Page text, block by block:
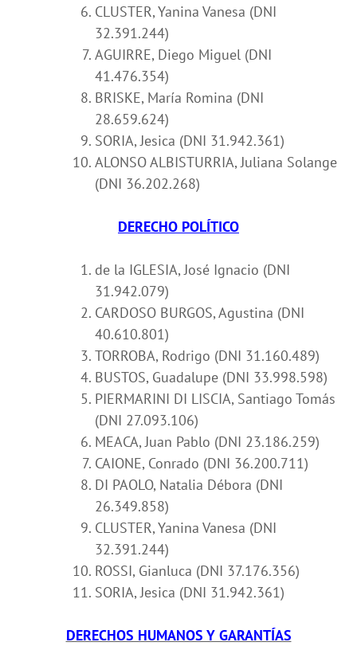
CLUSTER, Yanina Vanesa (DNI
32.391.244)
AGUIRRE, Diego Miguel (DNI
41.476.354)
BRISKE, María Romina (DNI
28.659.624)
SORIA, Jesica (DNI 31.942.361)
ALONSO ALBISTURRIA, Juliana Solange
(DNI 36.202.268)
DERECHO POLÍTICO
de la IGLESIA, José Ignacio (DNI
31.942.079)
CARDOSO BURGOS, Agustina (DNI
40.610.801)
TORROBA, Rodrigo (DNI 31.160.489)
BUSTOS, Guadalupe (DNI 33.998.598)
PIERMARINI DI LISCIA, Santiago Tomás
(DNI 27.093.106)
MEACA, Juan Pablo (DNI 23.186.259)
CAIONE, Conrado (DNI 36.200.711)
DI PAOLO, Natalia Débora (DNI
26.349.858)
CLUSTER, Yanina Vanesa (DNI
32.391.244)
ROSSI, Gianluca (DNI 37.176.356)
SORIA, Jesica (DNI 31.942.361)
DERECHOS HUMANOS Y GARANTÍAS